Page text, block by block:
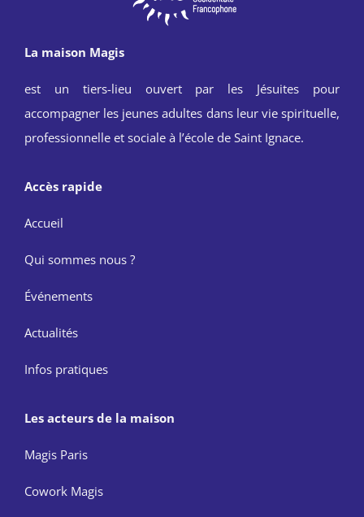
La maison Magis
est un tiers-lieu ouvert par les Jésuites pour
accompagner les jeunes adultes dans leur vie spirituelle,
professionnelle et sociale à l’école de Saint Ignace.
Accès rapide
Accueil
Qui sommes nous ?
Événements
Actualités
Infos pratiques
Les acteurs de la maison
Magis Paris
Cowork Magis